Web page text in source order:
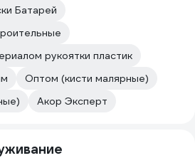
Батарей
рукоятки пластик
Оптом (кисти малярные)
Акор Эксперт